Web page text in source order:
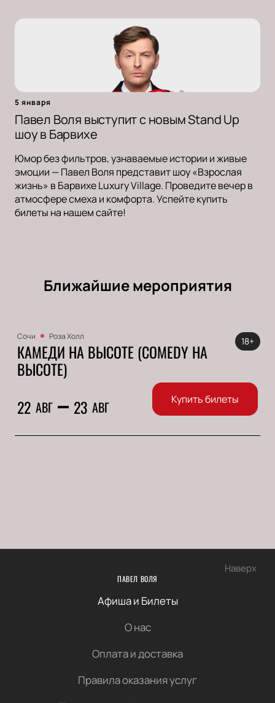
5 января
Павел Воля выступит с новым Stand Up
шоу в Барвихе
Юмор без фильтров, узнаваемые истории и живые
эмоции — Павел Воля представит шоу «Взрослая
жизнь» в Барвихе Luxury Village. Проведите вечер в
атмосфере смеха и комфорта. Успейте купить
билеты на нашем сайте!
Ближайшие мероприятия
Сочи Роза Холл
КАМЕДИ НА ВЫСОТЕ (COMEDY НА
ВЫСОТЕ)
22 АВГ 23 АВГ
18+
Купить билеты
Наверх
ПАВЕЛ ВОЛЯ
Афиша и Билеты
О нас
Оплата и доставка
Правила оказания услуг